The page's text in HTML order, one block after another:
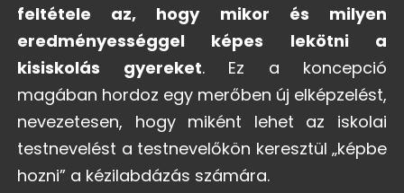
feltétele az, hogy mikor és milyen
eredményességgel képes lekötni a
kisiskolás gyereket. Ez a koncepció
magában hordoz egy merőben új elképzelést,
nevezetesen, hogy miként lehet az iskolai
testnevelést a testnevelőkön keresztül „képbe
hozni” a kézilabdázás számára.